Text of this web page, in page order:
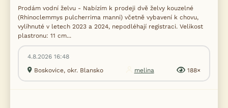
Prodám vodní želvu - Nabízím k prodeji dvě želvy kouzelné
(Rhinoclemmys pulcherrima manni) včetně vybavení k chovu,
vylíhnuté v letech 2023 a 2024, nepodléhají registraci. Velikost
plastronu: 11 cm...
4.8.2026 16:48
Boskovice, okr. Blansko
melina 188×